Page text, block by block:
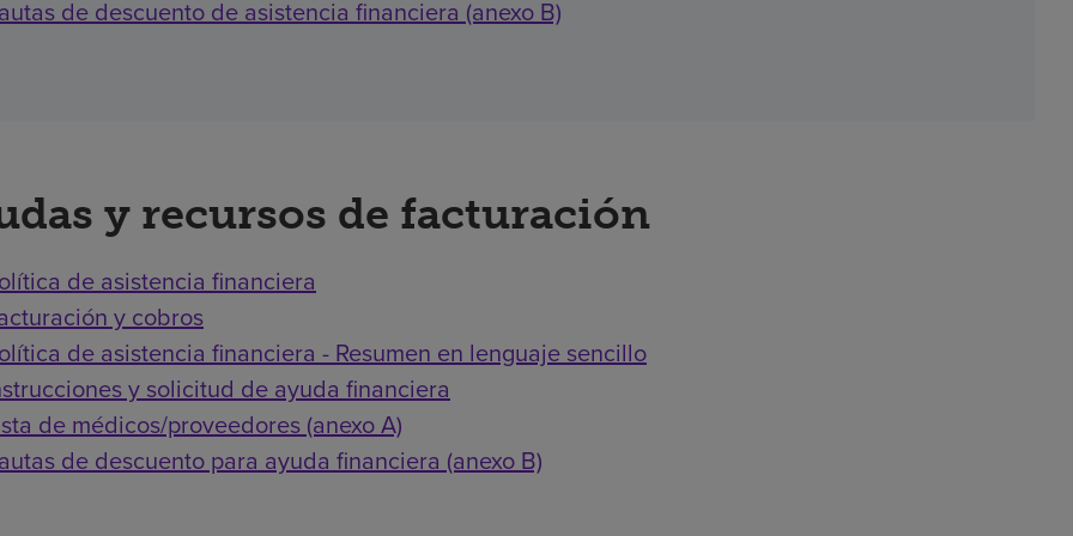
de descuento de asistencia financiera (anexo B)
y recursos de facturación
de asistencia financiera
y cobros
de asistencia financiera - Resumen en lenguaje sencillo
y solicitud de ayuda financiera
de médicos/proveedores (anexo A)
de descuento para ayuda financiera (anexo B)